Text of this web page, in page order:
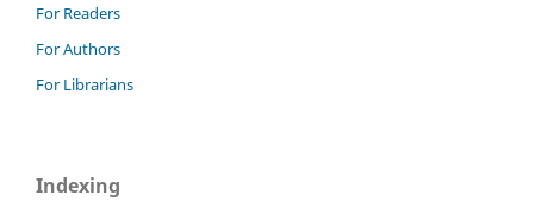
For Readers
For Authors
For Librarians
Indexing